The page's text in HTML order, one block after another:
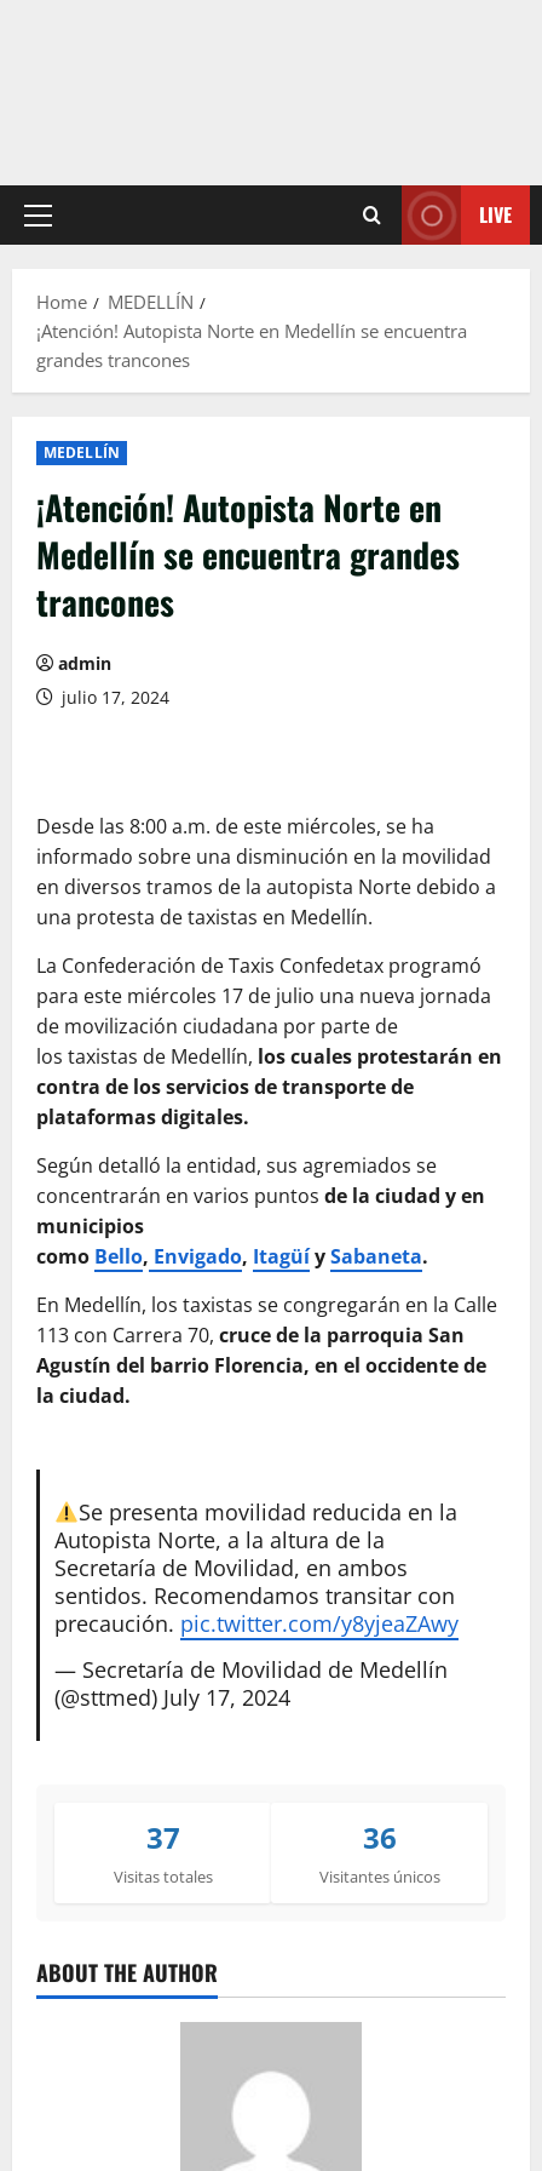
Primary
LIVE
Home
MEDELLÍN
¡Atención! Autopista Norte en Medellín se encuentra
grandes trancones
MEDELLÍN
¡Atención! Autopista Norte en
Medellín se encuentra grandes
trancones
admin
julio 17, 2024
Desde las 8:00 a.m. de este miércoles, se ha
informado sobre una disminución en la movilidad
en diversos tramos de la autopista Norte debido a
una protesta de taxistas en Medellín.
La Confederación de Taxis Confedetax programó
para este miércoles 17 de julio una nueva jornada
de movilización ciudadana por parte de
los taxistas de Medellín, los cuales protestarán en
contra de los servicios de transporte de
plataformas digitales.
Según detalló la entidad, sus agremiados se
concentrarán en varios puntos de la ciudad y en
municipios
como Bello, Envigado, ItagüíySabaneta.
En Medellín, los taxistas se congregarán en la Calle
113 con Carrera 70, cruce de la parroquia San
Agustín del barrio Florencia, en el occidente de
la ciudad.
Se presenta movilidad reducida en la
Autopista Norte, a la altura de la
Secretaría de Movilidad, en ambos
sentidos. Recomendamos transitar con
precaución. pic.twitter.com/y8yjeaZAwy
— Secretaría de Movilidad de Medellín
(@sttmed) July 17, 2024
37
Visitas totales
36
Visitantes únicos
ABOUT THE AUTHOR